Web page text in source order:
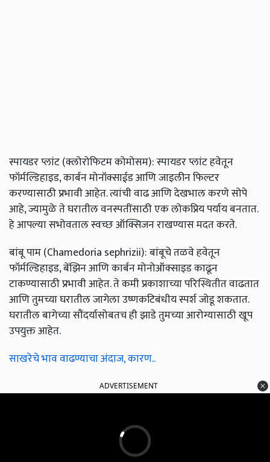
स्पायडर प्लांट (क्लोरोफिटम कोमोसम): स्पायडर प्लांट हवेतून
फॉर्मल्डिहाइड, कार्बन मोनॉक्साईड आणि जाइलीन फिल्टर
करण्यासाठी प्रभावी आहेत. त्यांची वाढ आणि देखभाल करणे सोपे
आहे, ज्यामुळे ते घरातील वनस्पतींसाठी एक लोकप्रिय पर्याय बनतात.
हे आपल्या सभोवताल स्वच्छ ऑक्सिजन राखण्यास मदत करते.
बांबू पाम (Chamedoria sephrizii): बांबूचे तळवे हवेतून
फॉर्मल्डिहाइड, बेंझिन आणि कार्बन मोनोऑक्साइड काढून
टाकण्यासाठी प्रभावी आहेत. ते कमी प्रकाशाच्या परिस्थितीत वाढतात
आणि तुमच्या घरातील जागेला उष्णकटिबंधीय स्पर्श जोडू शकतात.
घरातील बागेच्या सौंदर्यासोबतच ही झाडे तुमच्या आरोग्यासाठी खूप
उपयुक्त आहेत.
साखरेचे भाव वाढण्याचा अंदाज, कारण..
ADVERTISEMENT